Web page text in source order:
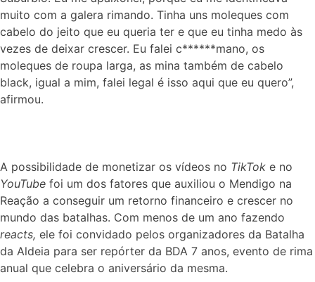
muito com a galera rimando. Tinha uns moleques com
cabelo do jeito que eu queria ter e que eu tinha medo às
vezes de deixar crescer. Eu falei c******mano, os
moleques de roupa larga, as mina também de cabelo
black, igual a mim, falei legal é isso aqui que eu quero”,
afirmou.
A possibilidade de monetizar os vídeos no TikTok e no
YouTube foi um dos fatores que auxiliou o Mendigo na
Reação a conseguir um retorno financeiro e crescer no
mundo das batalhas. Com menos de um ano fazendo
reacts, ele foi convidado pelos organizadores da Batalha
da Aldeia para ser repórter da BDA 7 anos, evento de rima
anual que celebra o aniversário da mesma.